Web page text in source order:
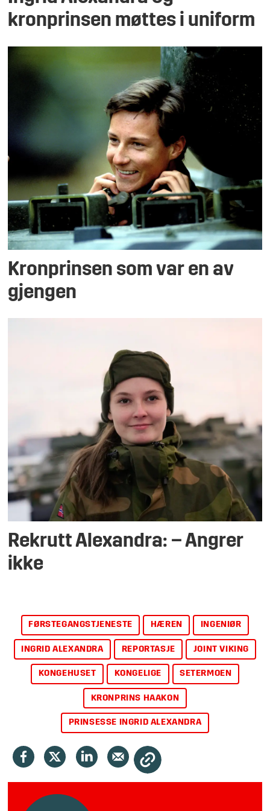
kronprinsen møttes i uniform
Kronprinsen som var en av
gjengen
Rekrutt Alexandra: – Angrer
ikke
FØRSTEGANGSTJENESTE HÆREN INGENIØR
INGRID ALEXANDRA REPORTASJE JOINT VIKING
KONGEHUSET KONGELIGE SETERMOEN
KRONPRINS HAAKON
PRINSESSE INGRID ALEXANDRA